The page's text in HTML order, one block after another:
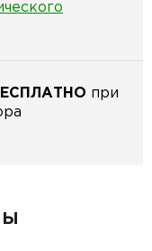
при